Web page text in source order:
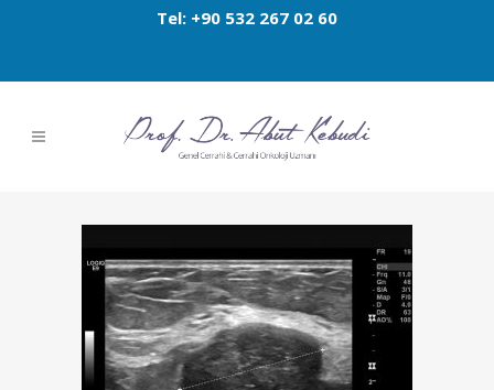
Tel: +90 532 267 02 60